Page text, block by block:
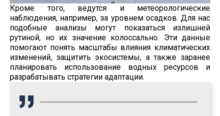
Кроме того, ведутся и метеорологические
наблюдения, например, за уровнем осадков. Для нас
подобные анализы могут показаться излишней
рутиной, но их значение колоссально. Эти данные
помогают понять масштабы влияния климатических
изменений, защитить экосистемы, а также заранее
планировать использование водных ресурсов и
разрабатывать стратегии адаптации.